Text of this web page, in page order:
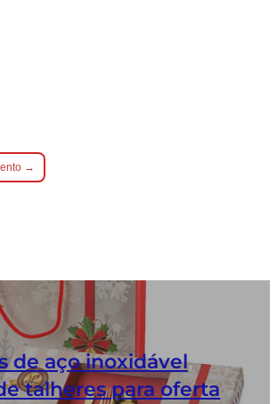
→
de aço inoxidável,
talheres para oferta